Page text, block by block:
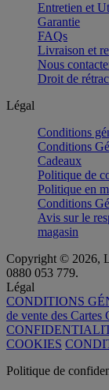
Entretien et
Garantie
FAQs
Livraison et
Nous
Droit de
Légal
Conditions
Conditions
Cadeaux
Politique de
Politique en
Conditions
Avis sur le
magasin
Copyright © 2026,
0880 053 779.
Légal
CONDITIONS
de vente des Cartes
COOKIES
Politique de